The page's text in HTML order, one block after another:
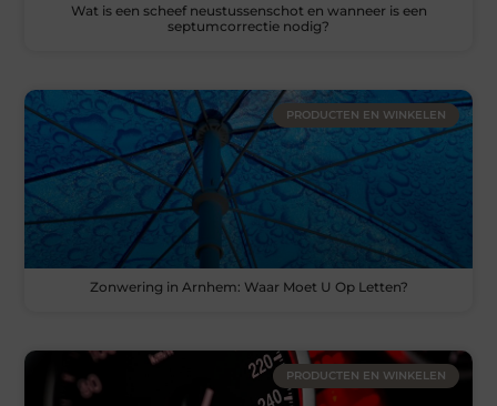
Wat is een scheef neustussenschot en wanneer is een
septumcorrectie nodig?
PRODUCTEN EN WINKELEN
Zonwering in Arnhem: Waar Moet U Op Letten?
PRODUCTEN EN WINKELEN